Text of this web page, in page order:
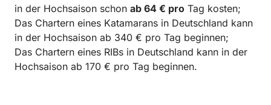
in der Hochsaison schon ab 64 € pro Tag kosten;
Das Chartern eines Katamarans in Deutschland kann
in der Hochsaison ab 340 € pro Tag beginnen;
Das Chartern eines RIBs in Deutschland kann in der
Hochsaison ab 170 € pro Tag beginnen.